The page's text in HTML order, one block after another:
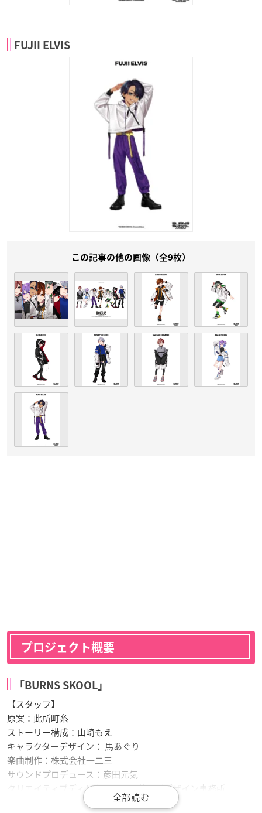
FUJII ELVIS
この記事の他の画像（全9枚）
プロジェクト概要
「BURNS SKOOL」
【スタッフ】
原案：此所町糸
ストーリー構成：山崎もえ
キャラクターデザイン： 馬あぐり
楽曲制作：株式会社一二三
サウンドプロデュース：彦田元気
クリエイティブディレクション：草野剛デザイン事務所
映像制作：SIGNIF Inc.